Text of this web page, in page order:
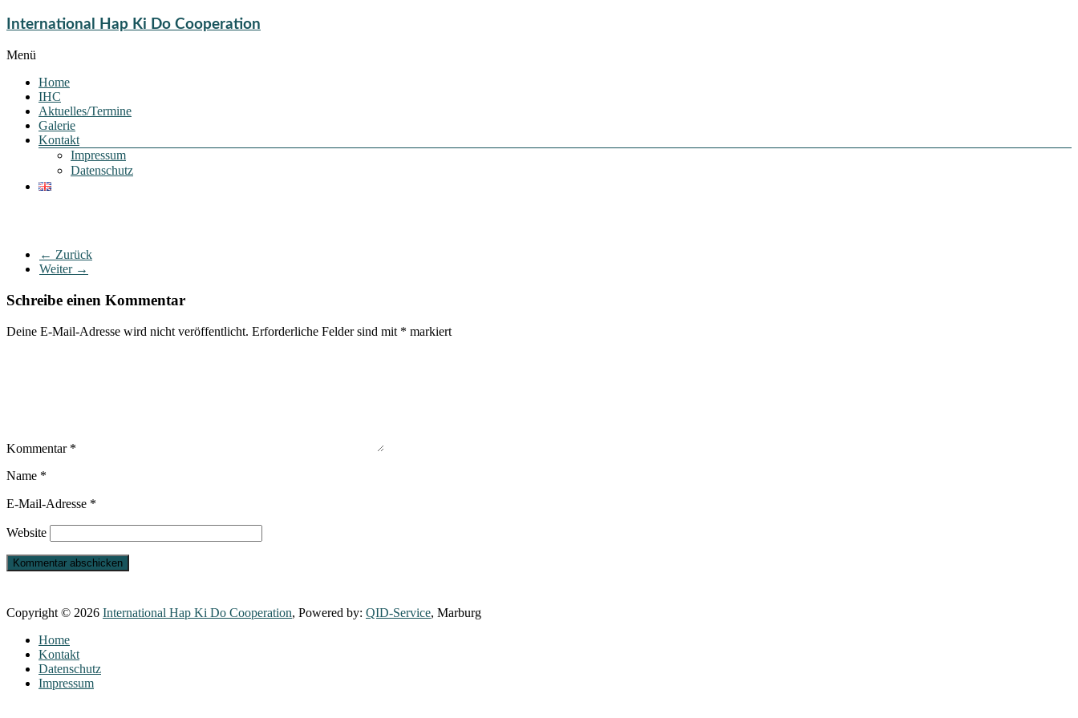
International Hap Ki Do Cooperation
Menü
Home
IHC
Aktuelles/Termine
Galerie
Kontakt
Impressum
Datenschutz
← Zurück
Weiter →
Schreibe einen Kommentar
Deine E-Mail-Adresse wird nicht veröffentlicht. Erforderliche Felder sind mit * markiert
Kommentar *
Name *
E-Mail-Adresse *
Website
Copyright © 2026 International Hap Ki Do Cooperation, Powered by: QID-Service, Marburg
Home
Kontakt
Datenschutz
Impressum